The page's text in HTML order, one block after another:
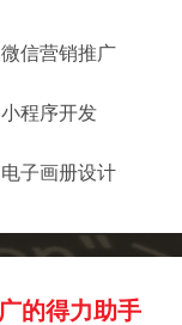
信营销推广
程序开发
子画册设计
的得力助手